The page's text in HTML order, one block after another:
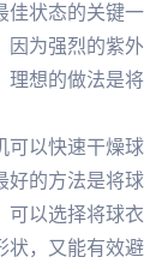
佳状态的关键一
因为强烈的紫外
理想的做法是将
可以快速干燥球
好的方法是将球
可以选择将球衣
状，又能有效避